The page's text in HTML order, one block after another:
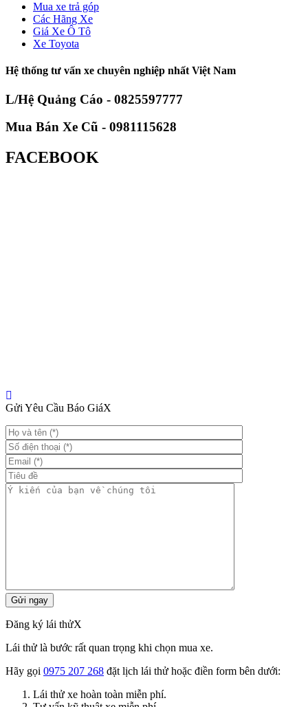
Mua xe trả góp
Các Hãng Xe
Giá Xe Ô Tô
Xe Toyota
Hệ thống tư vấn xe chuyên nghiệp nhất Việt Nam
L/Hệ Quảng Cáo - 0825597777
Mua Bán Xe Cũ - 0981115628
FACEBOOK
Gửi Yêu Cầu Báo GiáX
Đăng ký lái thửX
Lái thử là bước rất quan trọng khi chọn mua xe.
Hãy gọi 0975 207 268 đặt lịch lái thử hoặc điền form bên dưới:
Lái thử xe hoàn toàn miễn phí.